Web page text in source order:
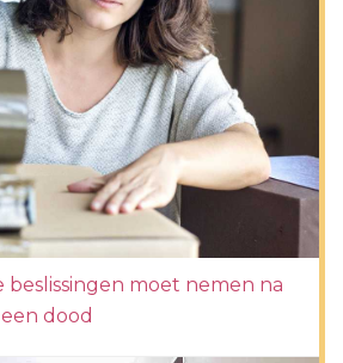
beslissingen moet nemen na
dood